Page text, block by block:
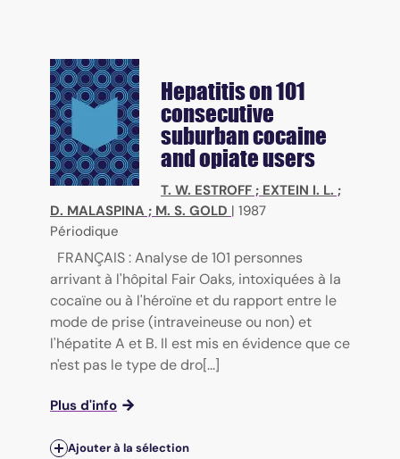
Hepatitis on 101
consecutive
suburban cocaine
and opiate users
T. W. ESTROFF ; EXTEIN I. L. ;
D. MALASPINA ; M. S. GOLD | 1987
Périodique
FRANÇAIS : Analyse de 101 personnes
arrivant à l'hôpital Fair Oaks, intoxiquées à la
cocaïne ou à l'héroïne et du rapport entre le
mode de prise (intraveineuse ou non) et
l'hépatite A et B. Il est mis en évidence que ce
n'est pas le type de dro[...]
Plus d'info
Ajouter à la sélection